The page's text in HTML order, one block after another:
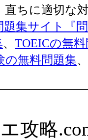
直ちに適切な
集サイト『
、 TOEICの無
の無料問題集、
攻略